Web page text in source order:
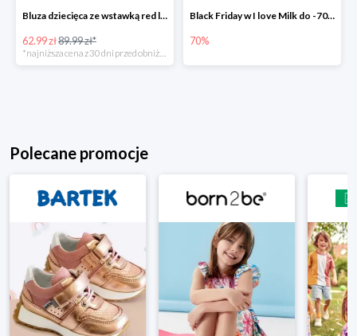
Bluza dziecięca ze wstawką red logo Fioletowa -30%
62.99 zł89.99 zł*
Black Friday w I love Milk do -70%
70%
Polecane promocje